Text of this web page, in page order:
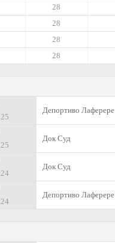
28
28
28
28
Депортиво Лаферере
Док Суд
Док Суд
Депортиво Лаферере